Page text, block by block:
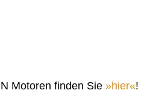
Motoren finden Sie hier !